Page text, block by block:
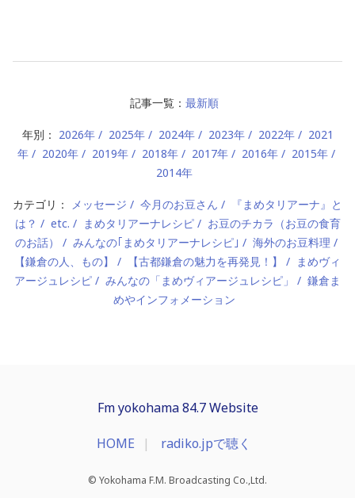
記事一覧： 最新順
年別： 2026年 2025年 2024年 2023年 2022年
2021
年
2020年 2019年 2018年 2017年 2016年
2015年
2014年
カテゴリ： メッセージ 今月のお豆さん
『まめタリアーナ』と
は？
etc. まめタリアーナレシピ
お豆のチカラ（お豆の食育
のお話）
みんなの｢まめタリアーナレシピ｣
海外のお豆料理
【鎌倉の人、もの】
【古都鎌倉の魅力を再発見！】
まめヴィ
アージュレシピ
みんなの「まめヴィアージュレシピ」
鎌倉ま
めやインフォメーション
Fm yokohama 84.7 Website
HOME radiko.jpで聴く
© Yokohama F.M. Broadcasting Co.,Ltd.